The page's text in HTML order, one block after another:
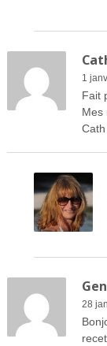
1
Fait
Mes
Cath
28